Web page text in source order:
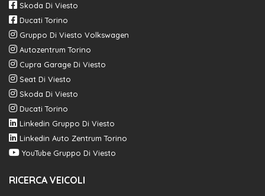
Skoda Di Viesto
Ducati Torino
Gruppo Di Viesto Volkswagen
Autozentrum Torino
Cupra Garage Di Viesto
Seat Di Viesto
Skoda Di Viesto
Ducati Torino
Linkedin Gruppo Di Viesto
Linkedin Auto Zentrum Torino
YouTube Gruppo Di Viesto
RICERCA VEICOLI